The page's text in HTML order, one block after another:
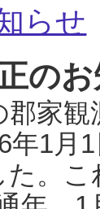
らせ
の
郡家
年1月
。こ